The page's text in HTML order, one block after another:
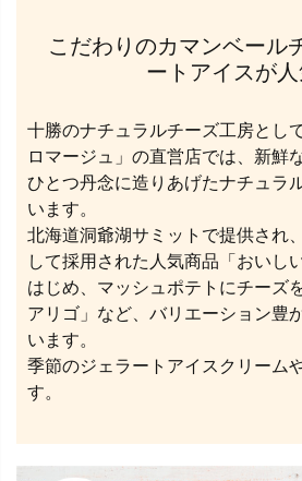
こだわりのカマンベール
ートアイスが人
十勝のナチュラルチーズ工房とし
ロマージュ」の直営店では、新鮮
ひとつ丹念に造りあげたナチュラ
います。
北海道洞爺湖サミットで提供され
して採用された人気商品「おいし
はじめ、マッシュポテトにチーズ
アリゴ」など、バリエーション豊
います。
季節のジェラートアイスクリーム
す。